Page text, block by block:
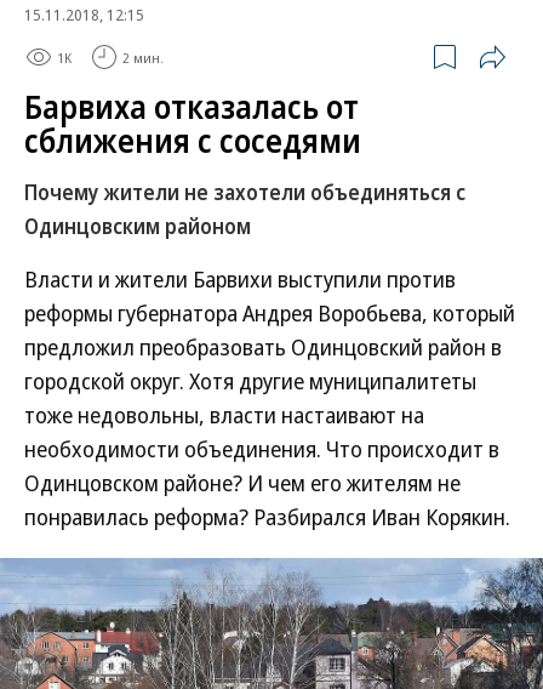
15.11.2018, 12:15
1K 2 мин.
Барвиха отказалась от
сближения с соседями
Почему жители не захотели объединяться с
Одинцовским районом
Власти и жители Барвихи выступили против
реформы губернатора Андрея Воробьева, который
предложил преобразовать Одинцовский район в
городской округ. Хотя другие муниципалитеты
тоже недовольны, власти настаивают на
необходимости объединения. Что происходит в
Одинцовском районе? И чем его жителям не
понравилась реформа? Разбирался Иван Корякин.